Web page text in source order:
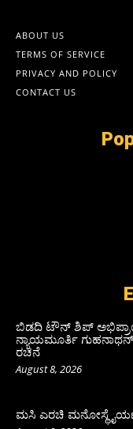
ABOUT US
TERMS OF SERVICE
PRIVACY AND POLICY
CONTACT US
ಬಿಡದಿ ಟೌನ್ ಶಿಪ್
ನ್ಯಾಯಮೂರ್ತಿ ಗುಹನಾಥನ್
ರಚನೆ
August 8, 2026
ಮಸಿ ಎರಚಿ ಮನೋಸ್ಥೈರ್ಯ